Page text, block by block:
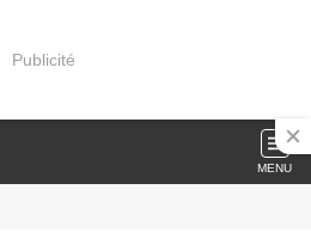
Publicité
MENU